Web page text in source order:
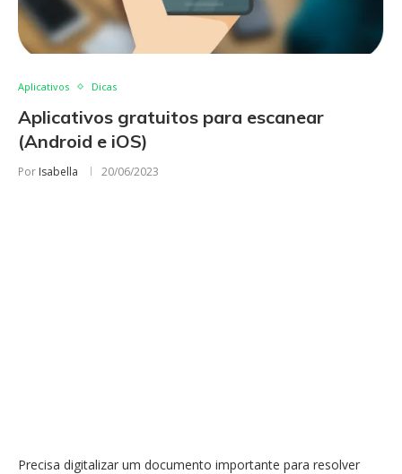
Aplicativos Dicas
Aplicativos gratuitos para escanear
(Android e iOS)
Por Isabella 20/06/2023
Precisa digitalizar um documento importante para resolver